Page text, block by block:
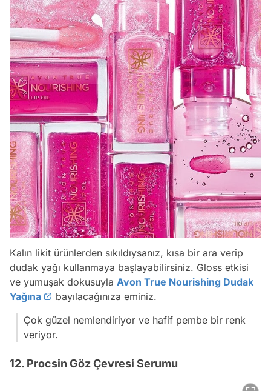
Kalın likit ürünlerden sıkıldıysanız, kısa bir ara verip
dudak yağı kullanmaya başlayabilirsiniz. Gloss etkisi
ve yumuşak dokusuyla Avon True Nourishing Dudak
Yağına
bayılacağınıza eminiz.
Çok güzel nemlendiriyor ve hafif pembe bir renk
veriyor.
12. Procsin Göz Çevresi Serumu